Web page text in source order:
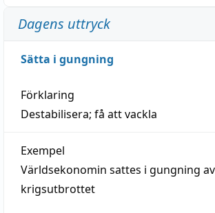
Dagens uttryck
Sätta i gungning
Förklaring
Destabilisera; få att vackla
Exempel
Världsekonomin sattes i gungning av
krigsutbrottet